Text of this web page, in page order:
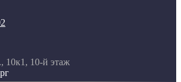
10к1, 10-й этаж